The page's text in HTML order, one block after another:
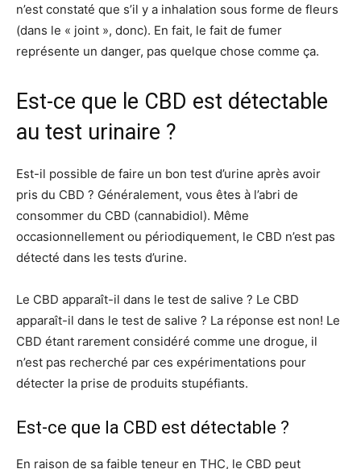
n’est constaté que s’il y a inhalation sous forme de fleurs
(dans le « joint », donc). En fait, le fait de fumer
représente un danger, pas quelque chose comme ça.
Est-ce que le CBD est détectable
au test urinaire ?
Est-il possible de faire un bon test d’urine après avoir
pris du CBD ? Généralement, vous êtes à l’abri de
consommer du CBD (cannabidiol). Même
occasionnellement ou périodiquement, le CBD n’est pas
détecté dans les tests d’urine.
Le CBD apparaît-il dans le test de salive ? Le CBD
apparaît-il dans le test de salive ? La réponse est non! Le
CBD étant rarement considéré comme une drogue, il
n’est pas recherché par ces expérimentations pour
détecter la prise de produits stupéfiants.
Est-ce que la CBD est détectable ?
En raison de sa faible teneur en THC, le CBD peut